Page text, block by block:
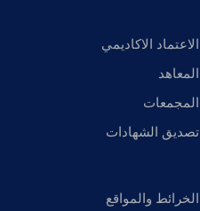
الاعتماد الاكاديمي
المعاهد
المجمعات
تصديق الشهادات
الخرائط والمواقع